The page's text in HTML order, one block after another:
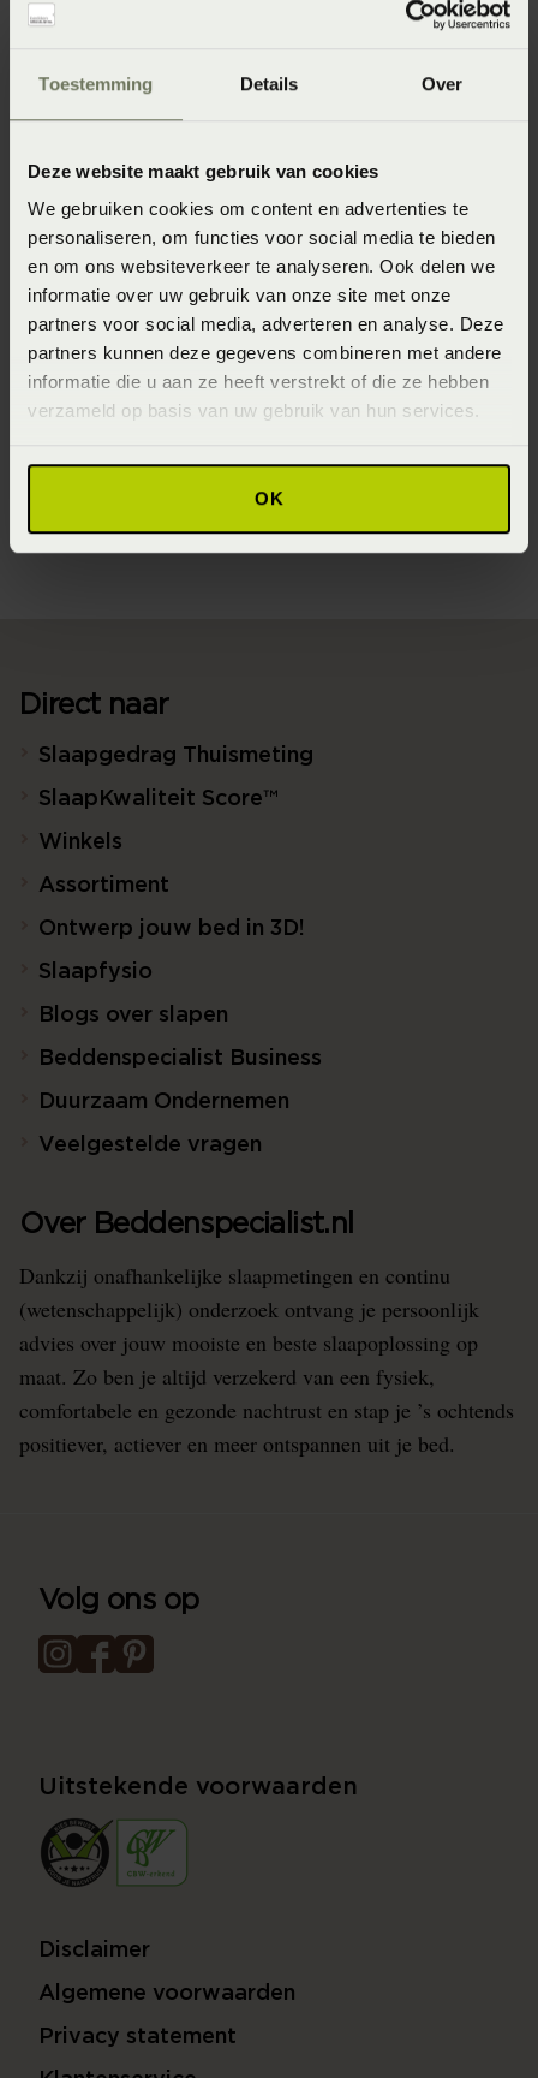
Toestemming Details Over
Deze website maakt gebruik van cookies
We gebruiken cookies om content en advertenties te
personaliseren, om functies voor social media te bieden
en om ons websiteverkeer te analyseren. Ook delen we
informatie over uw gebruik van onze site met onze
partners voor social media, adverteren en analyse. Deze
partners kunnen deze gegevens combineren met andere
informatie die u aan ze heeft verstrekt of die ze hebben
verzameld op basis van uw gebruik van hun services.
OK
Wasinstructie
Wasvoorschrift: wassen op 40°C of 60°C
Afmeting
2-persoons 110-130 x 200-220 (110-130 x 200-220 cm)
Materiaal
95% katoen 5% Lycra ® (Katoen)
Never Out of Stock (Vaste collectie)
Direct naar
Slaapgedrag Thuismeting
SlaapKwaliteit Score™
Winkels
Assortiment
Ontwerp jouw bed in 3D!
Slaapfysio
Blogs over slapen
Beddenspecialist Business
Duurzaam Ondernemen
Veelgestelde vragen
Over Beddenspecialist.nl
Dankzij onafhankelijke slaapmetingen en continu
(wetenschappelijk) onderzoek ontvang je persoonlijk
advies over jouw mooiste en beste slaapoplossing op
maat. Zo ben je altijd verzekerd van een fysiek,
comfortabele en gezonde nachtrust en stap je ’s ochtends
positiever, actiever en meer ontspannen uit je bed.
Volg ons op
Uitstekende voorwaarden
Disclaimer
Algemene voorwaarden
Privacy statement